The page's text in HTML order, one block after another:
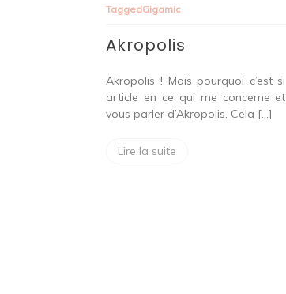
TaggedGigamic
Akropolis
Akropolis ! Mais pourquoi c’est
article en ce qui me concerne et
vous parler d’Akropolis. Cela […]
Lire la suite